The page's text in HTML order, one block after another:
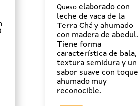
Queso elaborado con
leche de vaca de la
Terra Chá y ahumado
con madera de abedul.
Tiene forma
característica de bala,
textura semidura y un
sabor suave con toque
ahumado muy
reconocible.